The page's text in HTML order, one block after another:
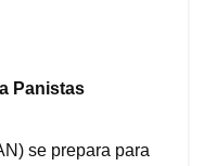
Panistas
se prepara para